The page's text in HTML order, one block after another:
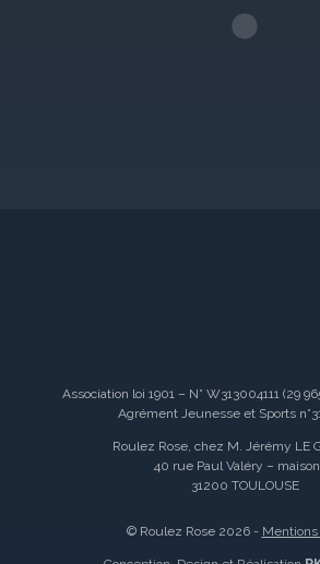
Association loi 1901 – N° W313004111 (29
Agrément Jeunesse et Sports
Roulez Rose, chez M. Jérémy LE
40 rue Paul Valéry –
31200 TOULOUSE
© Roulez Rose 2026 -